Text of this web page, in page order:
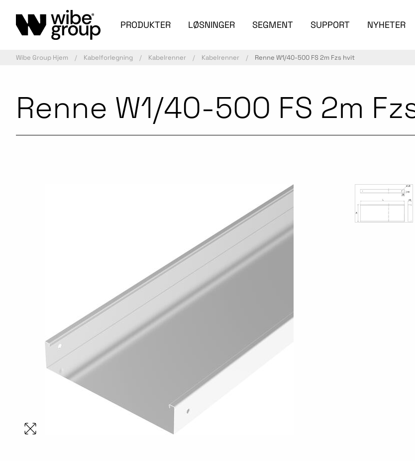
PRODUKTER LØSNINGER SEGMENT SUPPORT NYHETER
Wibe Group Hjem Kabelforlegning Kabelrenner Kabelrenner Renne W1/40-500 FS 2m Fzs hvit
Renne W1/40-500 FS 2m